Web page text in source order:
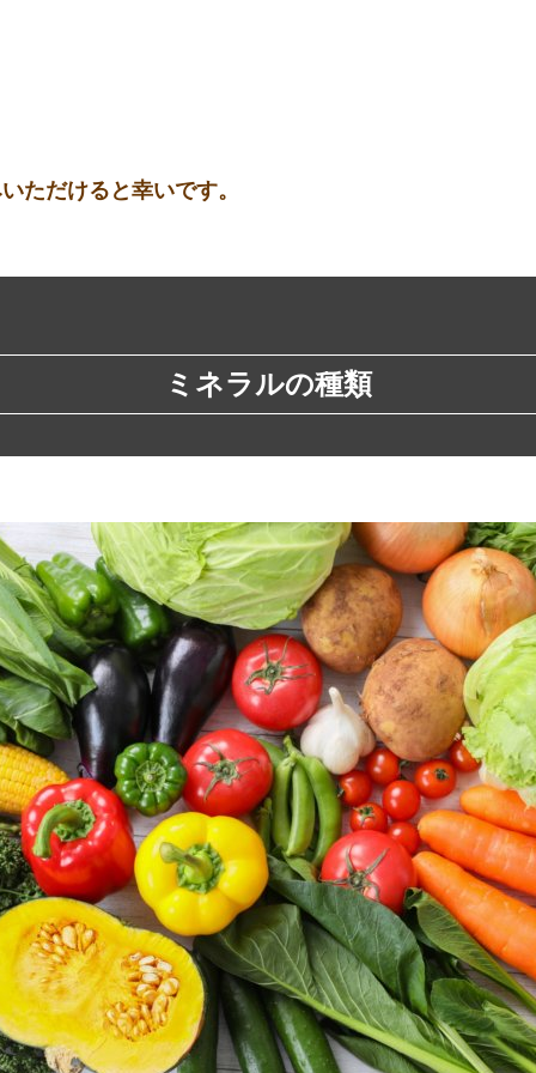
ただけると幸いです。
ミネラルの種類